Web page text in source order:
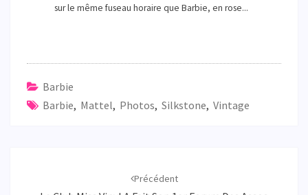
sur le même fuseau horaire que Barbie, en rose...
Barbie
Barbie, Mattel, Photos, Silkstone, Vintage
Précédent